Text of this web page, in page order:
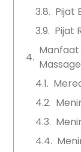
Pijat
Pijat
Manfaat